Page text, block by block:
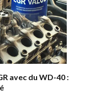
avec du WD-40 :